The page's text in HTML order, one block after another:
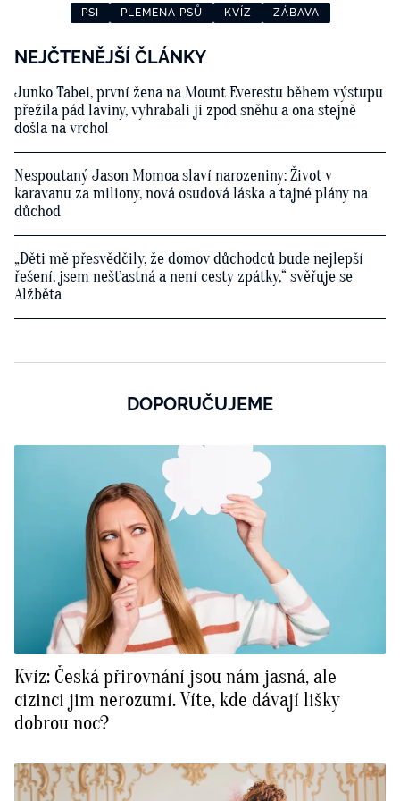
PSI PLEMENA PSŮ KVÍZ ZÁBAVA
NEJČTENĚJŠÍ ČLÁNKY
Junko Tabei, první žena na Mount Everestu během výstupu
přežila pád laviny, vyhrabali ji zpod sněhu a ona stejně
došla na vrchol
Nespoutaný Jason Momoa slaví narozeniny: Život v
karavanu za miliony, nová osudová láska a tajné plány na
důchod
„Děti mě přesvědčily, že domov důchodců bude nejlepší
řešení, jsem nešťastná a není cesty zpátky,“ svěřuje se
Alžběta
DOPORUČUJEME
Kvíz: Česká přirovnání jsou nám jasná, ale
cizinci jim nerozumí. Víte, kde dávají lišky
dobrou noc?